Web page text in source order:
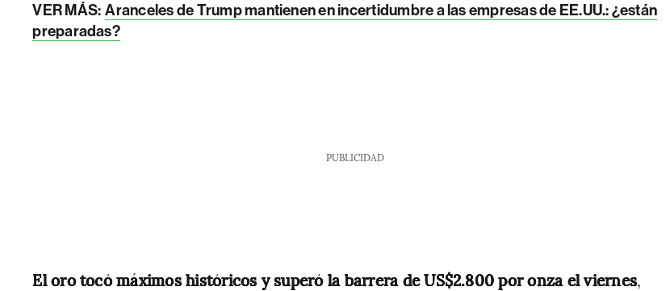
VER MÁS: Aranceles de Trump mantienen en incertidumbre a las empresas de EE.UU.: ¿están
preparadas?
PUBLICIDAD
El oro tocó máximos históricos y superó la barrera de US$2.800 por onza el viernes,